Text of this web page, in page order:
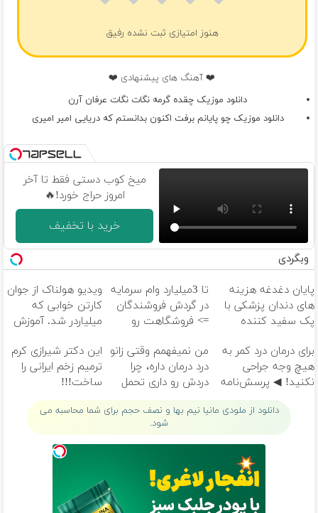
هنوز امتیازی ثبت نشده رفیق
❤️ آهنگ های پیشنهادی ❤️
دانلود موزیک چقده گرمه نگات نگات عرفان آرن
دانلود موزیک چو پایانم برفت اکنون بدانستم که دریایی امیر امیری
میخ کوب دستی فقط تا آخر
امروز حراج خورد!🔥
خرید با تخفیف
وبگردی
پایان دغدغه هزینه
های دندان پزشکی با
پک سفید کننده
تا 3میلیارد وام سرمایه
در گردش فروشندگان
=> فروشگاهت رو
ویدیو هولناک از جوان
کارتن خوابی که
میلیاردر شد. آموزش
برای درمان درد کمر به
هیچ وجه جراحی
نکنید! ◀ پرسش‌نامه
من نمیفهمم وقتی زانو
درد درمان داره، چرا
دردش رو داری تحمل
میکنی؟❗
این دکتر شیرازی کرم
ترمیم زخم ایرانی را
ساخت!!!
دانلود از ملودی مانیا نیم بها و نصف حجم برای شما محاسبه می
شود.